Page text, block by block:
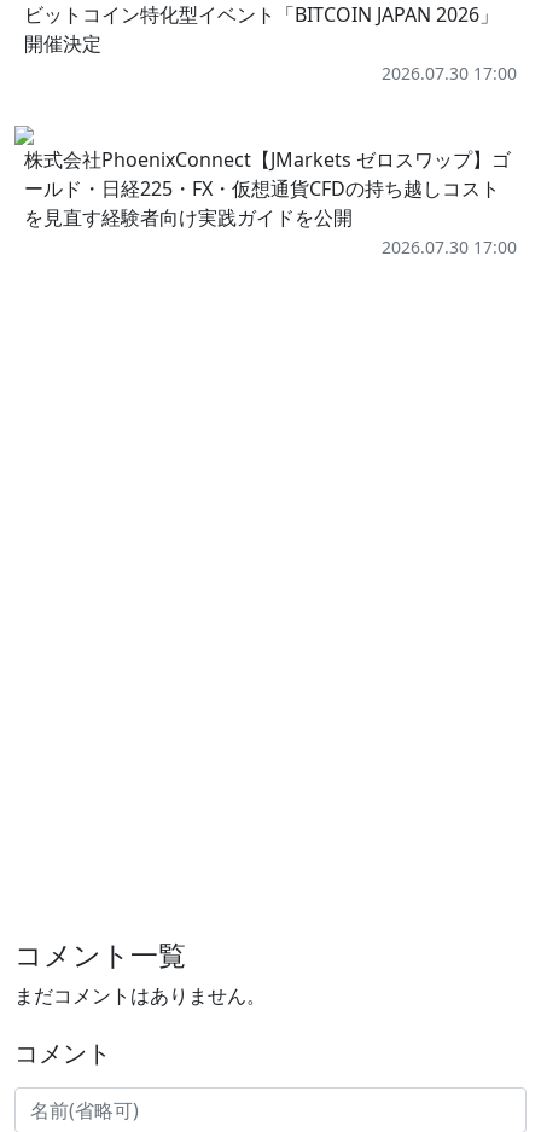
ビットコイン特化型イベント「BITCOIN JAPAN 2026」
開催決定
2026.07.30 17:00
株式会社PhoenixConnect【JMarkets ゼロスワップ】ゴ
ールド・日経225・FX・仮想通貨CFDの持ち越しコスト
を見直す経験者向け実践ガイドを公開
2026.07.30 17:00
コメント一覧
まだコメントはありません。
コメント